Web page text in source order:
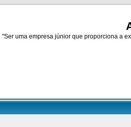
"Ser uma empresa júnior que proporciona a